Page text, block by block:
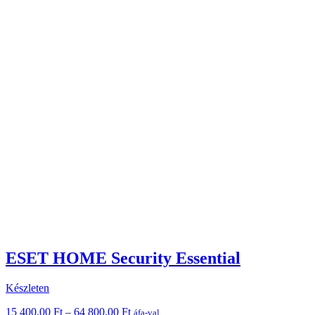
ESET HOME Security Essential
Készleten
15 400,00 Ft – 64 800,00 FtÁrtartomány:
áfa-val